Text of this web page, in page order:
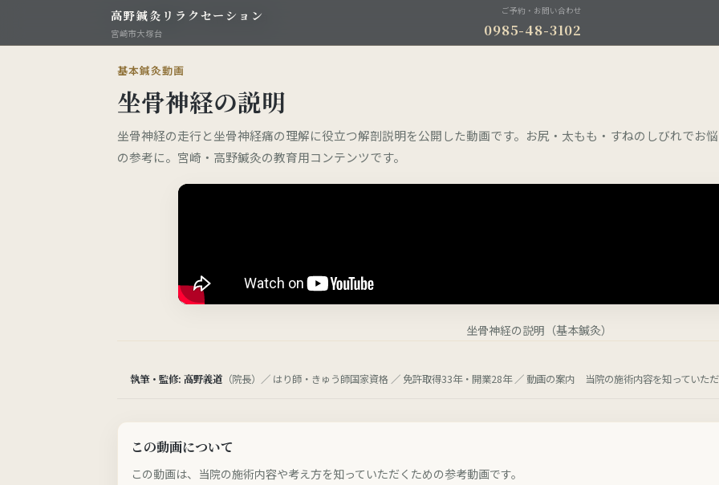
高野鍼灸リラクセーション
宮崎市大塚台
ご予約・お問い合わせ
0985-48-3102
TOP › 動画空間 › 坐骨神経の説明
基本鍼灸動画
坐骨神経の説明
坐骨神経の走行と坐骨神経痛の理解に役立つ解剖説明を公開した動画です。お尻・太もも・すねのしびれでお
の参考に。宮崎・高野鍼灸の教育用コンテンツです。
坐骨神経の説明（基本鍼灸）
執筆・監修: 高野義道 （院長）／ はり師・きゅう師国家資格 ／ 免許取得33年・開業28年 ／ 動画の案内 当院の施術内容を知っていた
この動画について
この動画は、当院の施術内容や考え方を知っていただくための参考動画です。